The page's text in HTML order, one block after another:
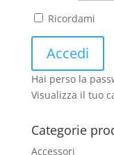
Ricordami
Hai perso la
Visualizza il tuo
Categorie
Accessori